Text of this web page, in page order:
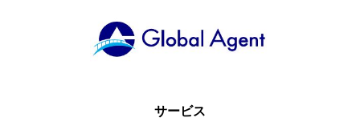
サービス